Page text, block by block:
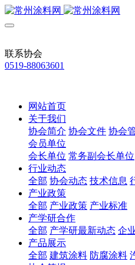
联系协会
0519-88063601
网站首页
关于我们
协会简介 协会文件 协会
会员单位
会长单位 常务副会长单位
行业动态
全部 协会动态 技术信息
产业政策
全部 产业政策 产业标准
产学研合作
全部 产学研最新动态 企
产品展示
全部 建筑涂料 防腐涂料